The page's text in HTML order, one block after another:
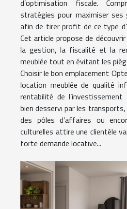
d’optimisation fiscale.
stratégies pour maximiser ses
afin de tirer profit de ce type
Cet article propose de
la gestion, la fiscalité et la
meublée tout en évitant les
Choisir le bon emplacement
location meublée de qualité
rentabilité de
bien desservi par les
des pôles d’affaires ou
culturelles attire une clientèle
forte demande locative...